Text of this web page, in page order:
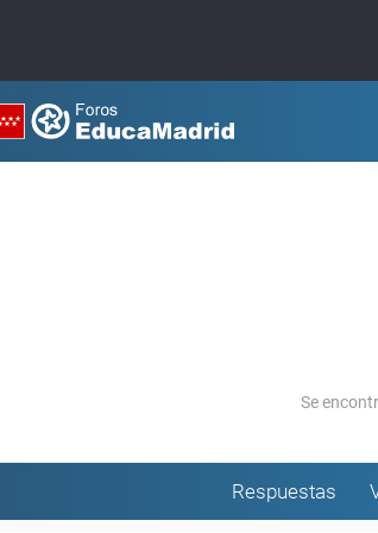
Se
Respuestas